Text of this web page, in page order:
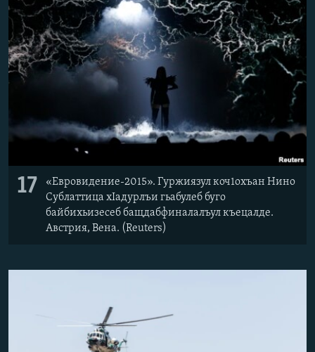
17
«Евровидение-2015». Гуржиязул коч1охъан Нино
Сублаттица хIадурлъи гьабулеб буго
байбихьизесеб бащдабфиналалъул къецалде.
Австрия, Вена. (Reuters)